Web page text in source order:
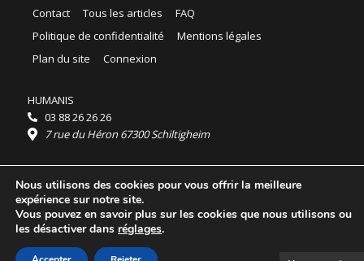
Contact Tous les articles
FAQ
Politique de confidentialité
Mentions légales
Plan du site
Connexion
HUMANIS
03 88 26 26 26
7 rue du Héron 67300 Schiltigheim
Horaires :
HUMANIS : du lundi au vendredi 9h - 18h
Ordidocaz : du lundi au vendredi 8h - 19h
© 2025 HUMANIS, tous droits réservés.
Licence Creative Commons Attribution 4.0
International
Nous utilisons des cookies pour vous offrir la meilleure
expérience sur notre site.
Vous pouvez en savoir plus sur les cookies que nous utilisons ou
les désactiver dans réglages.